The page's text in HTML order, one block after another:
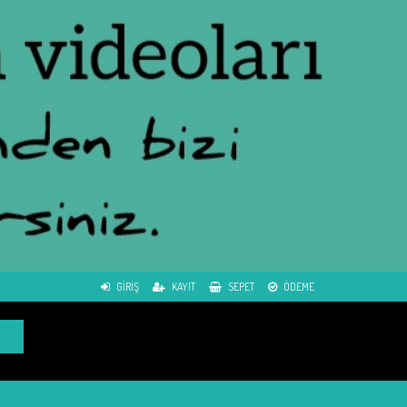
GIRIŞ KAYIT SEPET ÖDEME